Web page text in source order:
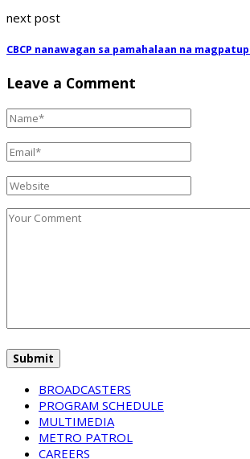
next post
CBCP nanawagan sa pamahalaan na
Leave a Comment
BROADCASTERS
PROGRAM SCHEDULE
MULTIMEDIA
METRO PATROL
CAREERS